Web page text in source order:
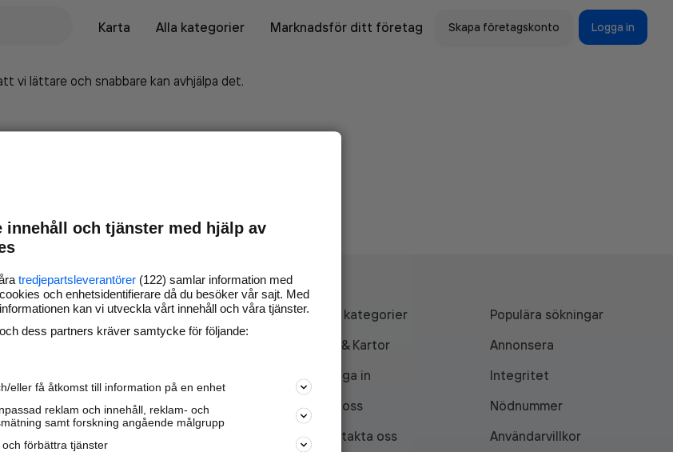
Karta
Alla kategorier Marknadsför ditt företag Skapa företagskonto Logga in
vi lättare och snabbare kan avhjälpa det.
Marknadsför företaget på
nya kunder och
samarbetspartners nära dig.
Läs mer här
Alla kategorier
Populära sökningar
API & Kartor
Annonsera
Logga in
Integritet
Om oss
Nödnummer
Kontakta oss
Användarvillkor
innehåll och tjänster med hjälp av
tredjepartsleverantörer (122) samlar information med
och enhetsidentifierare då du besöker vår sajt. Med
kan vi utveckla vårt innehåll och våra tjänster.
dess partners kräver samtycke för följande:
eller få åtkomst till information på en enhet
reklam och innehåll, reklam- och
samt forskning angående målgrupp
och förbättra tjänster